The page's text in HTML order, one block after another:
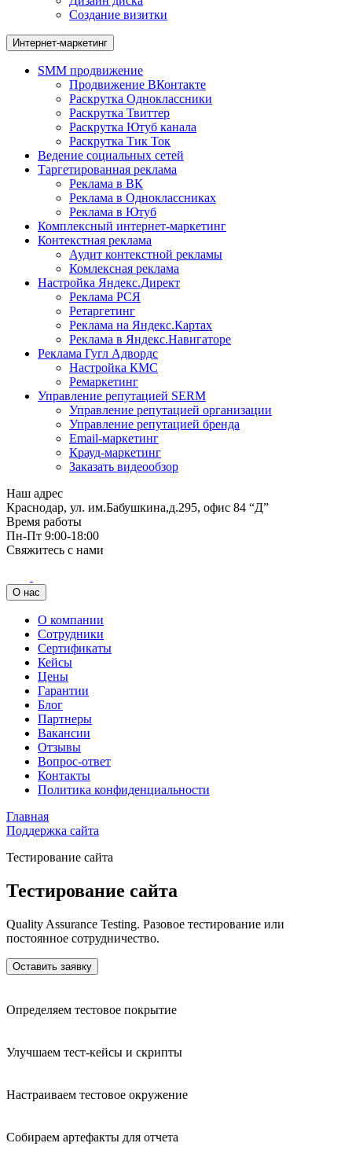
Создание визитки
Интернет-маркетинг
SMM продвижение
Продвижение ВКонтакте
Раскрутка Одноклассники
Раскрутка Твиттер
Раскрутка Ютуб канала
Раскрутка Тик Ток
Ведение социальных сетей
Таргетированная реклама
Реклама в ВК
Реклама в Одноклассниках
Реклама в Ютуб
Комплексный интернет-маркетинг
Контекстная реклама
Аудит контекстной рекламы
Комлексная реклама
Настройка Яндекс.Директ
Реклама РСЯ
Ретаргетинг
Реклама на Яндекс.Картах
Реклама в Яндекс.Навигаторе
Реклама Гугл Адвордс
Настройка КМС
Ремаркетинг
Управление репутацией SERM
Управление репутацией организации
Управление репутацией бренда
Email-маркетинг
Крауд-маркетинг
Заказать видеообзор
Наш адрес
Краснодар, ул. им.Бабушкина,д.295, офис 84 “Д”
Время работы
Пн-Пт 9:00-18:00
Свяжитесь с нами
О нас
О компании
Сотрудники
Сертификаты
Кейсы
Цены
Гарантии
Блог
Партнеры
Вакансии
Отзывы
Вопрос-ответ
Контакты
Политика конфиденциальности
Главная
Поддержка сайта
Тестирование сайта
Тестирование сайта
Quality Assurance Testing. Разовое тестирование или
постоянное сотрудничество.
Оставить заявку
Определяем тестовое покрытие
Улучшаем тест-кейсы и скрипты
Настраиваем тестовое окружение
Собираем артефакты для отчета